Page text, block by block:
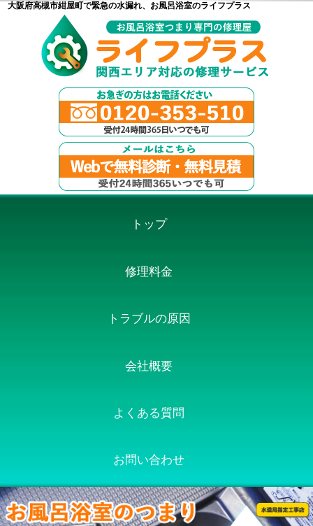
大阪府高槻市紺屋町で緊急の水漏れ、お風呂浴室のライフプラス
トップ
修理料金
トラブルの原因
会社概要
よくある質問
お問い合わせ